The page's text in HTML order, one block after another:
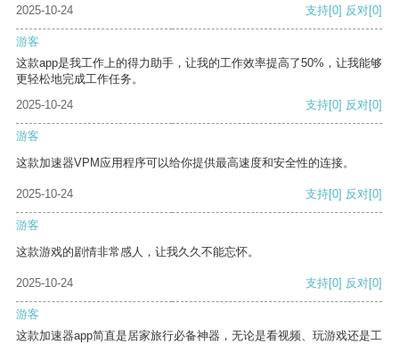
2025-10-24 支持[0] 反对[0]
游客
这款app是我工作上的得力助手，让我的工作效率提高了50%，让我能够
更轻松地完成工作任务。
2025-10-24
支持[0] 反对[0]
游客
这款加速器VPM应用程序可以给你提供最高速度和安全性的连接。
2025-10-24 支持[0] 反对[0]
游客
这款游戏的剧情非常感人，让我久久不能忘怀。
2025-10-24 支持[0] 反对[0]
游客
这款加速器app简直是居家旅行必备神器，无论是看视频、玩游戏还是工